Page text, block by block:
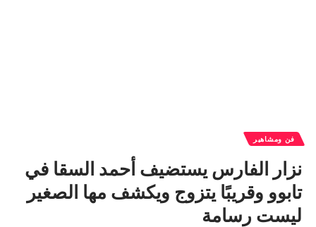
فن ومشاهير
نزار الفارس يستضيف أحمد السقا في
تابوو وقريبًا يتزوج ويكشف مها الصغير
ليست رسامة